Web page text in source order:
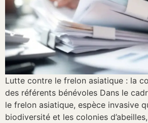
Lutte contre le frelon asiatique : la
des référents bénévoles Dans le
le frelon asiatique, espèce invasive
biodiversité et les colonies